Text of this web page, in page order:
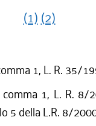
(1) (2)
1, L. R. 35/
1, L. R. 8/
5 della L.R. 8/